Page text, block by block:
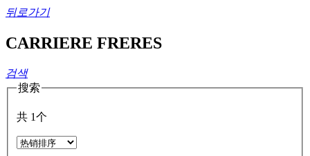
뒤로가기
CARRIERE FRERES
검색
搜索
共 1个